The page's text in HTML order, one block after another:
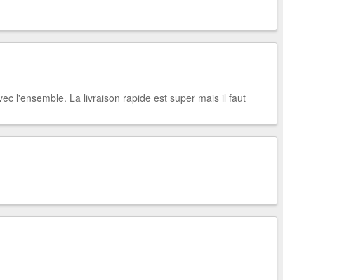
l'ensemble. La livraison rapide est super mais il faut